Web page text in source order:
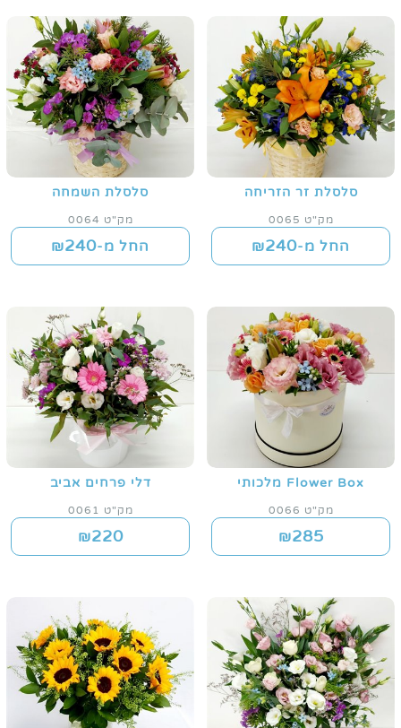
סלסלת זר הזריחה
מק"ט 0065
החל מ-₪240
סלסלת השמחה
מק"ט 0064
החל מ-₪240
Flower Box מלכותי
מק"ט 0066
₪285
דלי פרחים אביב
מק"ט 0061
₪220